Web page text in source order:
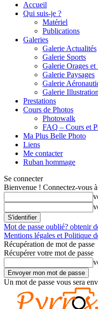
Accueil
Qui suis-je ?
Matériel
Publications
Galeries
Galerie Actualités
Galerie Sports
Galerie Orages et
Galerie Paysages
Galerie
Galerie
Prestations
Cours de Photos
Photowalk
FAQ – Cours et
Ma Plus Belle Photo
Liens
Me contacter
Ruban hommage
Se connecter
Bienvenue ! Connectez-vous
Mot de passe oublié? obtenir
Mentions légales et Politique
Récupération de mot de passe
Récupérer votre mot de passe
Un mot de passe vous sera